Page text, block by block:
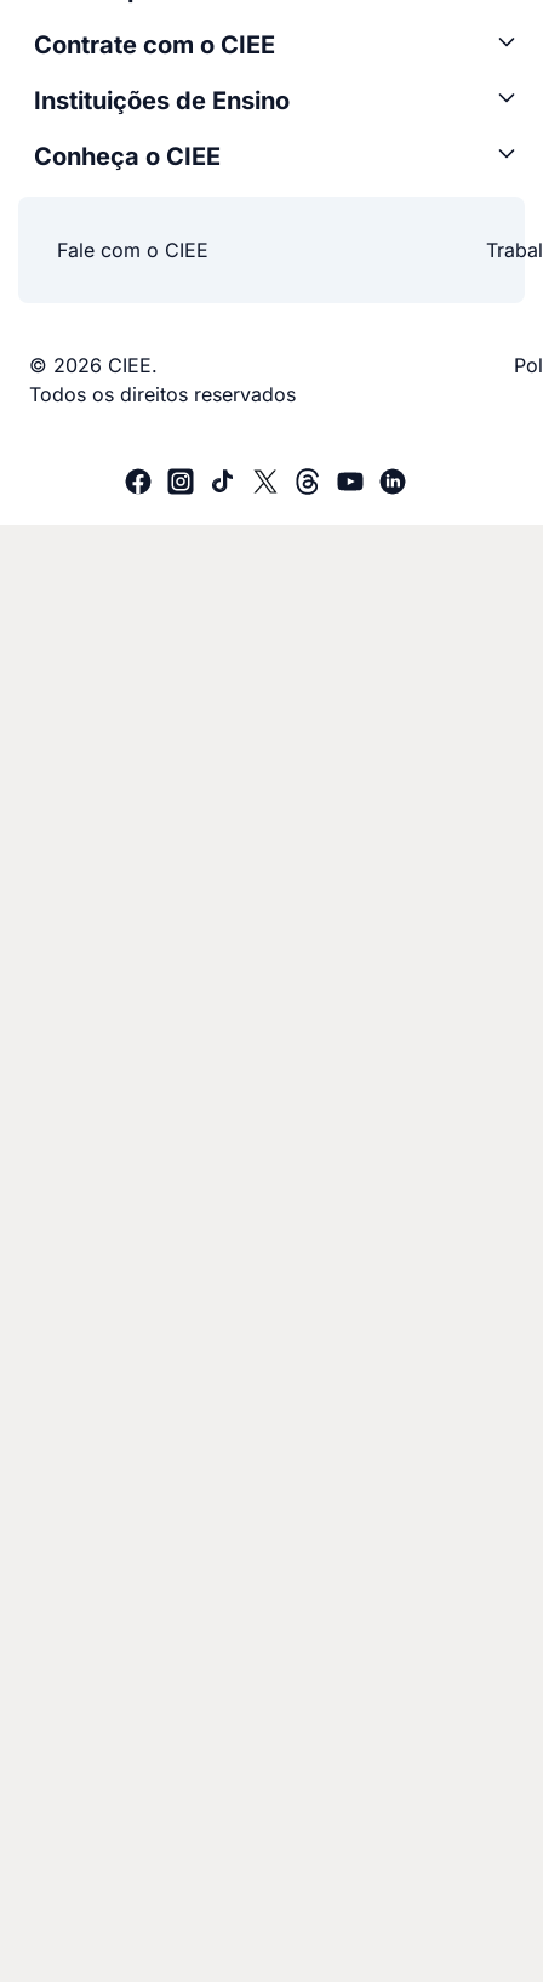
Contrate com o CIEE
Instituições de Ensino
Conheça o CIEE
Fale com o CIEE
© 2026 CIEE.
Todos os direitos reservados